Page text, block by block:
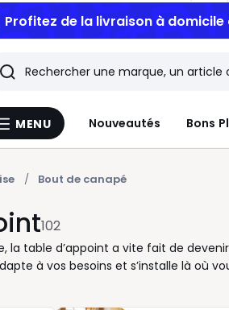
Profitez de la livraison à
Menu
MENU Nouveautés Bons
Rechercher
Bout de canapé
102
la table d’appoint a vite fait de
à vos besoins et s’installe là où
trouver facilement sa place dans